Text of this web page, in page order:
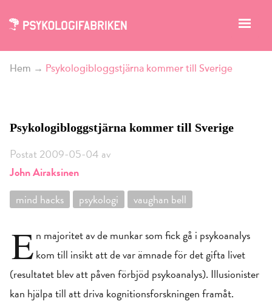
Hem → Psykologibloggstjärna kommer till Sverige
Psykologibloggstjärna kommer till Sverige
Postat 2009-05-04 av
John Airaksinen
mind hacks
psykologi vaughan bell
En majoritet av de munkar som fick gå i psykoanalys
kom till insikt att de var ämnade för det gifta livet
(resultatet blev att påven förbjöd psykoanalys). Illusionister
kan hjälpa till att driva kognitionsforskningen framåt.